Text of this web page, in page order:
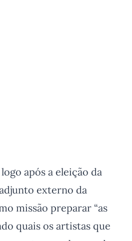
após a eleição da
externo da
missão preparar “as
quais os artistas que